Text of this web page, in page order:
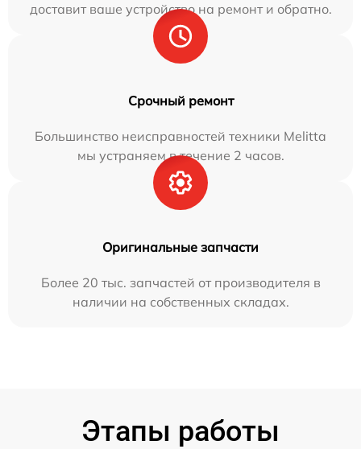
доставит ваше устройство на ремонт и обратно.
Срочный ремонт
Большинство неисправностей техники Melitta
мы устраняем в течение 2 часов.
Оригинальные запчасти
Более 20 тыс. запчастей от производителя в
наличии на собственных складах.
Этапы работы